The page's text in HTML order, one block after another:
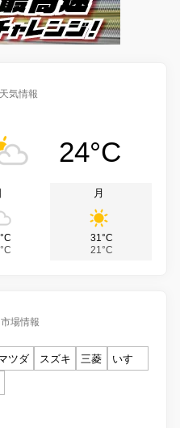
天気情報
24°C
月
31°C
21°C
市場情報
ツダ スズキ 三菱
いすゞ